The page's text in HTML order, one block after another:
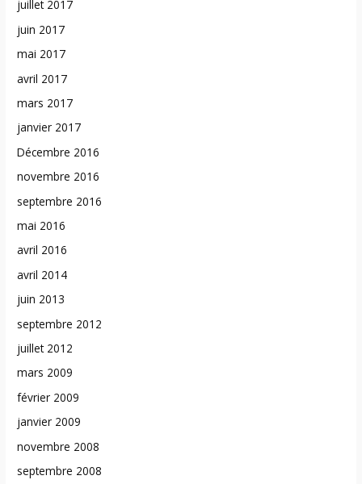
juillet 2017
juin 2017
mai 2017
avril 2017
mars 2017
janvier 2017
Décembre 2016
novembre 2016
septembre 2016
mai 2016
avril 2016
avril 2014
juin 2013
septembre 2012
juillet 2012
mars 2009
février 2009
janvier 2009
novembre 2008
septembre 2008